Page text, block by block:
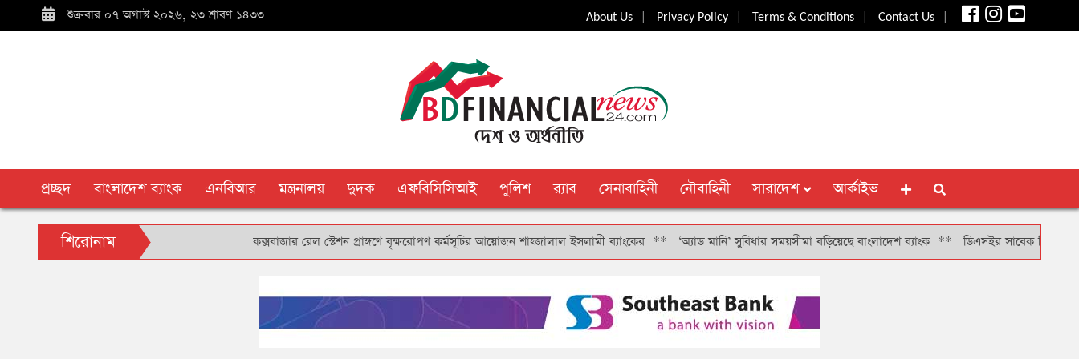
শুক্রবার ০৭ অগাস্ট ২০২৬, ২৩ শ্রাবণ ১৪৩৩ About Us| Privacy Policy| Terms & Conditions| Contact Us|
প্রচ্ছদ বাংলাদেশ ব্যাংক এনবিআর মন্ত্রনালয় দুদক এফবিসিসিআই পুলিশ র‍্যাব সেনাবাহিনী নৌবাহিনী সারাদেশ আর্কাইভ
শিরোনাম কক্সবাজার রেল স্টেশন প্রাঙ্গণে বৃক্ষরোপণ কর্মসূচির আয়োজন শাহ্জালাল ইসলামী ব্যাংকের**‘অ্যাড মানি’ সুবিধার সময়সীমা বড়িয়েছে বাংলাদেশ ব্যাংক**ডিএসইর সাবেক সিআরও খাইরুল